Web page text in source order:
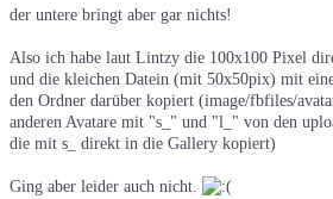
der untere bringt aber gar nichts!
Also ich habe laut Lintzy die 100x100 Pixel
und die kleichen Datein (mit 50x50pix) mit
den Ordner darüber kopiert (image/fbfiles/
anderen Avatare mit "s_" und "l_" von den
die mit s_ direkt in die Gallery kopiert)
Ging aber leider auch nicht.